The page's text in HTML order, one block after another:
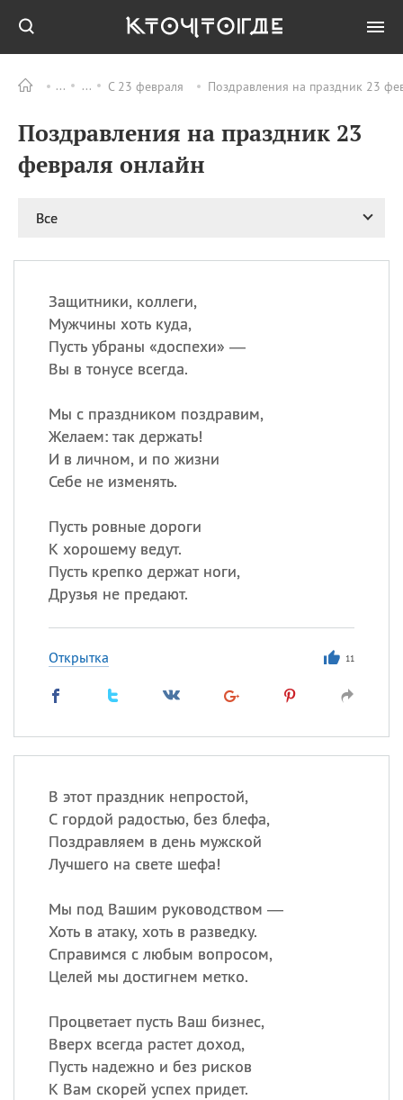
С 23 февраля Поздравления на праздник 23
Поздравления на праздник 23
февраля онлайн
Все
Защитники, коллеги,
Мужчины хоть куда,
Пусть убраны «доспехи» —
Вы в тонусе всегда.
Мы с праздником поздравим,
Желаем: так держать!
И в личном, и по жизни
Себе не изменять.
Пусть ровные дороги
К хорошему ведут.
Пусть крепко держат ноги,
Друзья не предают.
Открытка 11
В этот праздник непростой,
С гордой радостью, без блефа,
Поздравляем в день мужской
Лучшего на свете шефа!
Мы под Вашим руководством —
Хоть в атаку, хоть в разведку.
Справимся с любым вопросом,
Целей мы достигнем метко.
Процветает пусть Ваш бизнес,
Вверх всегда растет доход,
Пусть надежно и без рисков
К Вам скорей успех придет.
ПРАЗДНИКИ Все
09.08 День памяти
великомученика и
Николая Чудотворца
11.08 День полета на
11.08
телевидения
Сегодня празднуют именины